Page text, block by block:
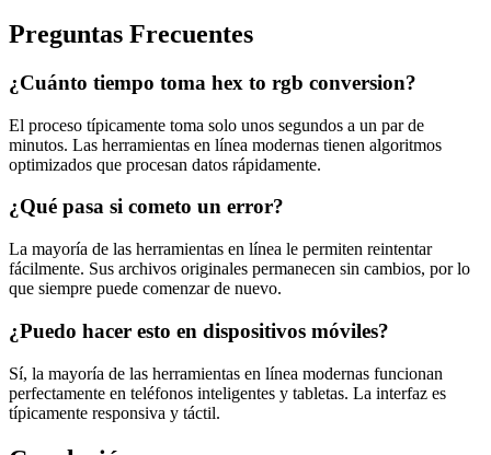
Preguntas Frecuentes
¿Cuánto tiempo toma hex to rgb conversion?
El proceso típicamente toma solo unos segundos a un par de
minutos. Las herramientas en línea modernas tienen algoritmos
optimizados que procesan datos rápidamente.
¿Qué pasa si cometo un error?
La mayoría de las herramientas en línea le permiten reintentar
fácilmente. Sus archivos originales permanecen sin cambios, por lo
que siempre puede comenzar de nuevo.
¿Puedo hacer esto en dispositivos móviles?
Sí, la mayoría de las herramientas en línea modernas funcionan
perfectamente en teléfonos inteligentes y tabletas. La interfaz es
típicamente responsiva y táctil.